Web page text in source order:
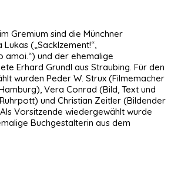
Gremium sind die Münchner
(„Sacklzement!“,
amoi.“) und der ehemalige
Erhard Grundl aus Straubing. Für den
wurden Peder W. Strux (Filmemacher
Vera Conrad (Bild, Text und
und Christian Zeitler (Bildender
Vorsitzende wiedergewählt wurde
Buchgestalterin aus dem